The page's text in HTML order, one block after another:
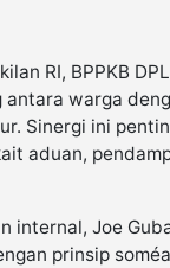
RI, BPPKB
warga
Sinergi ini
aduan,
internal, Joe
prinsip